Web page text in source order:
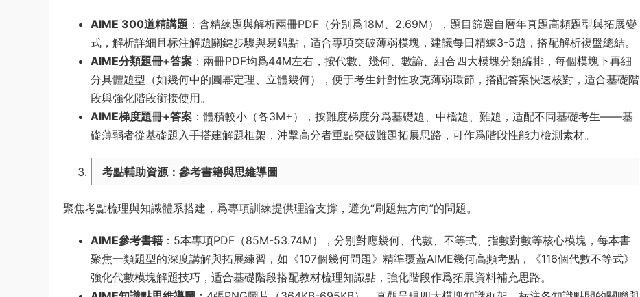
AIME 300道精講題 ：含精練題與解析兩冊PDF（分别爲18M、2.69M），題目篩選自曆年真題高頻題型與拓展變
式，解析詳細且标注解題關鍵步驟與易錯點，适合專項突破薄弱模塊，建議每日精練3-5題，搭配解析複盤總結。
AIME分類題冊+答案 ：兩冊PDF均爲44M左右，按代數、幾何、數論、組合四大模塊分類編排，每個模塊下再細
分具體題型（如幾何中的圓幂定理、立體幾何），便于考生針對性攻克薄弱環節，搭配答案快速核對，适合基礎階
段與強化階段銜接使用。
AIME梯度題冊+答案 ：體積較小（各3M+），按難度梯度分爲基礎題、中檔題、難題，适配不同基礎考生——基
礎薄弱者從基礎題入手搭建解題框架，沖擊高分者重點突破難題拓展思路，可作爲階段性能力檢測素材。
考點輔助資源：參考書籍與思維導圖
聚焦考點梳理與知識體系搭建，爲專項訓練提供理論支撐，避免“刷題無方向”的問題。
AIME參考書籍 ：5本專項PDF（85M-53.74M），分别對應幾何、代數、不等式、指數對數等核心模塊，每本書
聚焦一類題型的深度講解與拓展練習，如《107個幾何問題》精準覆蓋AIME幾何高頻考點，《116個代數不等式》
強化代數模塊解題技巧，适合基礎階段搭配教材梳理知識點，強化階段作爲拓展資料補充思路。